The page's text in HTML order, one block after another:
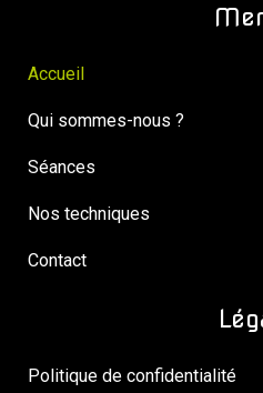
Accueil
Qui sommes-nous ?
Séances
Nos techniques
Contact
Politique de confidentialité